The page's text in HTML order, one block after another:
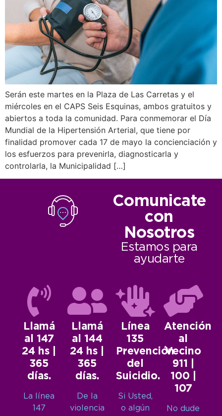
Serán este martes en la Plaza de Las Carretas y el
miércoles en el CAPS Seis Esquinas, ambos gratuitos y
abiertos a toda la comunidad. Para conmemorar el Día
Mundial de la Hipertensión Arterial, que tiene por
finalidad promover cada 17 de mayo la concienciación y
los esfuerzos para prevenirla, diagnosticarla y
controlarla, la Municipalidad […]
Comunicate
con
Nosotros
Estamos para
ayudarte
Llamá
al 147
24 hs |
365
días.
La línea
147
Llamá
al 144
24 hs |
365
días.
De la
violencia
Línea
135
Prevención
del
Suicidio.
Si Usted,
o algún
Atención
al
Vecino
911 |
100 |
107
No dude